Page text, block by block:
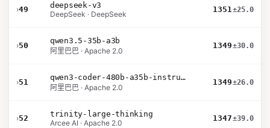
›49
deepseek-v3
DeepSeek · DeepSeek
1351±25.0
›50
qwen3.5-35b-a3b
阿里巴巴 · Apache 2.0
1349±30.0
›51
qwen3-coder-480b-a35b-instruct
阿里巴巴 · Apache 2.0
1349±26.0
›52
trinity-large-thinking
Arcee AI · Apache 2.0
1347±39.0